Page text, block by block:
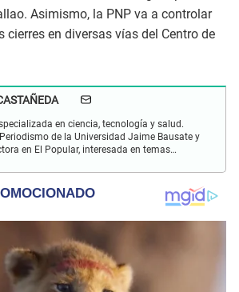
Asimismo, la PNP va a controlar
cierres en diversas vías del Centro de
en ciencia, tecnología y salud.
de la Universidad Jaime Bausate y
en El Popular, interesada en temas
hallazgos y más.